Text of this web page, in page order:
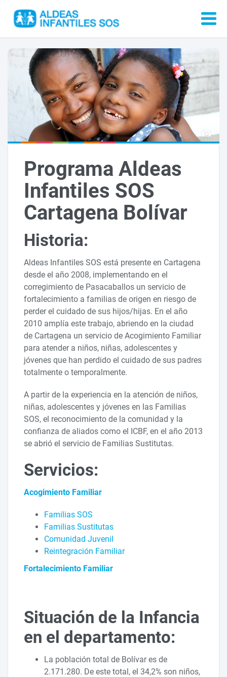
Programa Aldeas
Infantiles SOS
Cartagena Bolívar
Historia:
Aldeas Infantiles SOS está presente en Cartagena
desde el año 2008, implementando en el
corregimiento de Pasacaballos un servicio de
fortalecimiento a familias de origen en riesgo de
perder el cuidado de sus hijos/hijas. En el año
2010 amplía este trabajo, abriendo en la ciudad
de Cartagena un servicio de Acogimiento Familiar
para atender a niños, niñas, adolescentes y
jóvenes que han perdido el cuidado de sus padres
totalmente o temporalmente.
A partir de la experiencia en la atención de niños,
niñas, adolescentes y jóvenes en las Familias
SOS, el reconocimiento de la comunidad y la
confianza de aliados como el ICBF, en el año 2013
se abrió el servicio de Familias Sustitutas.
Servicios:
Acogimiento Familiar
Familias SOS
Familias Sustitutas
Comunidad Juvenil
Reintegración Familiar
Fortalecimiento Familiar
Situación de la Infancia
en el departamento:
La población total de Bolívar es de
2.171.280. De este total, el 34,2% son niños,